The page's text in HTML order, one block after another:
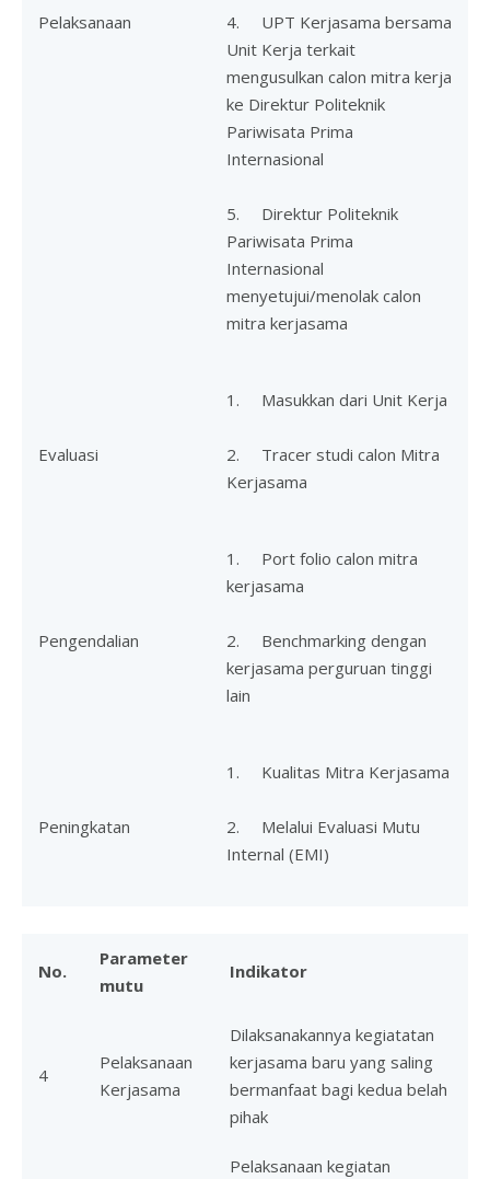
Pelaksanaan
4. UPT Kerjasama bersama
Unit Kerja terkait
mengusulkan calon mitra kerja
ke Direktur Politeknik
Pariwisata Prima
Internasional
5. Direktur Politeknik
Pariwisata Prima
Internasional
menyetujui/menolak calon
mitra kerjasama
Evaluasi
1. Masukkan dari Unit Kerja
2. Tracer studi calon Mitra
Kerjasama
Pengendalian
1. Port folio calon mitra
kerjasama
2. Benchmarking dengan
kerjasama perguruan tinggi
lain
Peningkatan
1. Kualitas Mitra Kerjasama
2. Melalui Evaluasi Mutu
Internal (EMI)
No.
Parameter
mutu
Indikator
4
Pelaksanaan
Kerjasama
Dilaksanakannya kegiatatan
kerjasama baru yang saling
bermanfaat bagi kedua belah
pihak
Pelaksanaan kegiatan